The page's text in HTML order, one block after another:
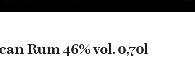
Rum 46% vol. 0,70l